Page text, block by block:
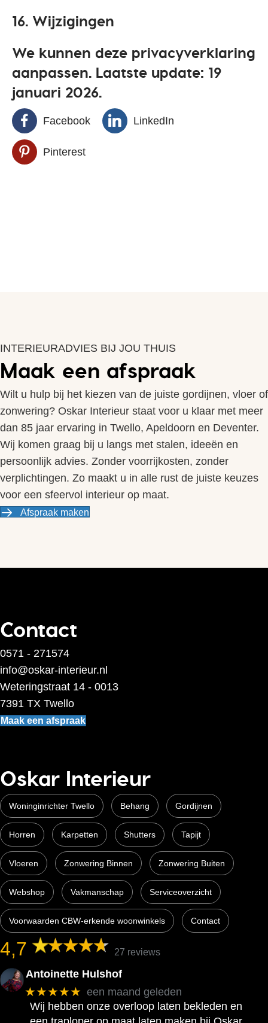
16. Wijzigingen
We kunnen deze privacyverklaring
aanpassen. Laatste update: 19
januari 2026.
Facebook LinkedIn
Pinterest
INTERIEURADVIES BIJ JOU THUIS
Maak een afspraak
Wilt u hulp bij het kiezen van de juiste gordijnen, vloer of
zonwering? Oskar Interieur staat voor u klaar met meer
dan 85 jaar ervaring in Twello, Apeldoorn en Deventer.
Wij komen graag bij u langs met stalen, ideeën en
persoonlijk advies. Zonder voorrijkosten, zonder
verplichtingen. Zo maakt u in alle rust de juiste keuzes
voor een sfeervol interieur op maat.
Afspraak maken
Contact
0571 - 271574
info@oskar-interieur.nl
Weteringstraat 14 - 0013
7391 TX Twello
Maak een afspraak
Oskar Interieur
Woninginrichter Twello Behang Gordijnen
Horren Karpetten Shutters Tapijt
Vloeren Zonwering Binnen Zonwering Buiten
Webshop Vakmanschap Serviceoverzicht
Voorwaarden CBW-erkende woonwinkels Contact
4,7 27 reviews
Antoinette Hulshof
★★★★★ een maand geleden
Wij hebben onze overloop laten bekleden en